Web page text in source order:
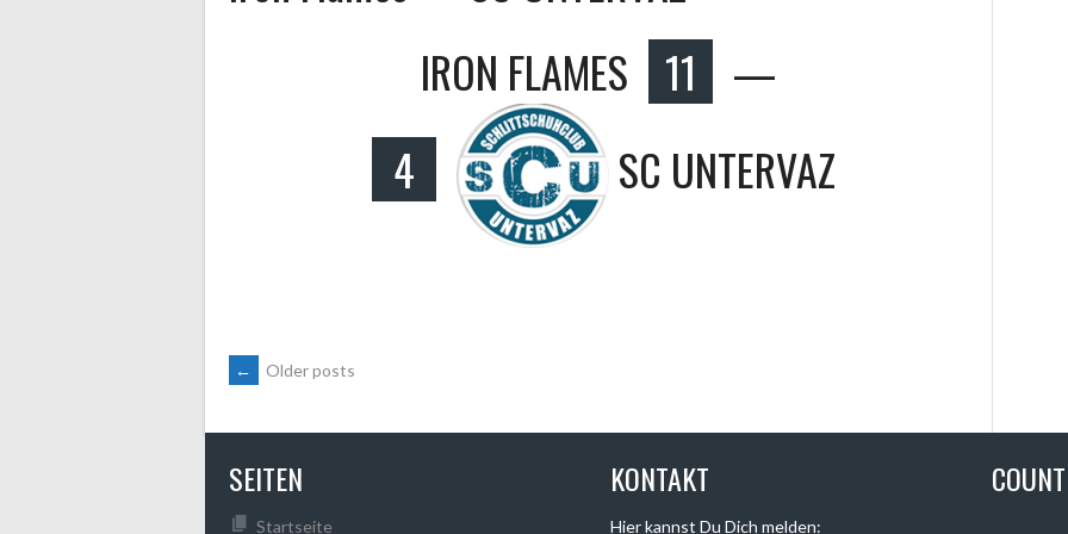
IRON FLAMES
11
—
4
SC UNTERVAZ
POSTS
NAVIGATION
← Older posts
SEITEN
Startseite
KONTAKT
Hier kannst Du Dich melden: